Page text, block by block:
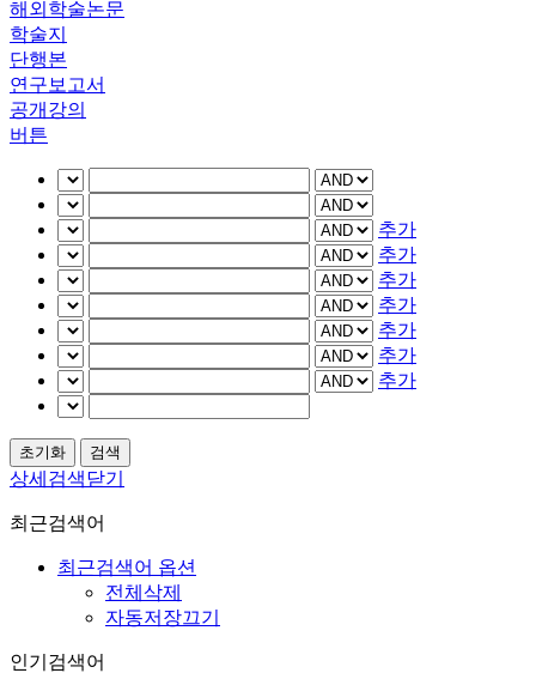
해외학술논문
학술지
단행본
연구보고서
공개강의
버튼
추가
추가
추가
추가
추가
추가
추가
상세검색닫기
최근검색어
최근검색어 옵션
전체삭제
자동저장끄기
인기검색어